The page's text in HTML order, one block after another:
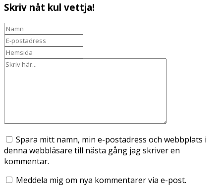
Skriv nåt kul vettja!
Spara mitt namn, min e-postadress och webbplats i
denna webbläsare till nästa gång jag skriver en
kommentar.
Meddela mig om nya kommentarer via e-post.